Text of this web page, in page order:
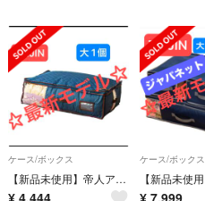
ケース/ボックス
【新品未使用】帝人アクシア カラッと収納ケース プレミアム 大サイズ1個ネイビー
ケース/ボックス